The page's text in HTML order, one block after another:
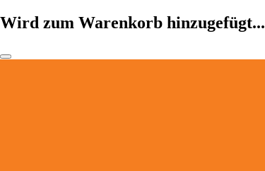
Wird zum Warenkorb hinzugefügt...